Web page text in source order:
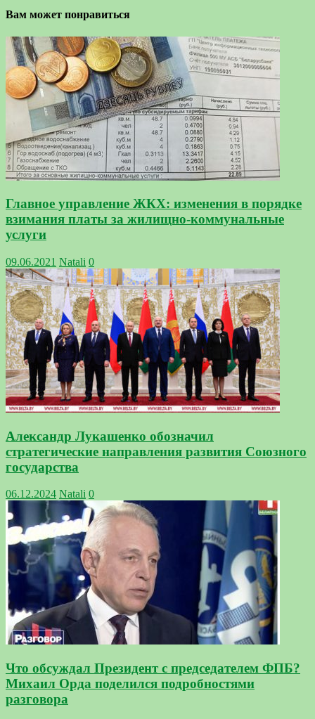
Вам может понравиться
Главное управление ЖКХ: изменения в порядке
взимания платы за жилищно-коммунальные
услуги
09.06.2021 Natali 0
Александр Лукашенко обозначил
стратегические направления развития Союзного
государства
06.12.2024 Natali 0
Что обсуждал Президент с председателем ФПБ?
Михаил Орда поделился подробностями
разговора